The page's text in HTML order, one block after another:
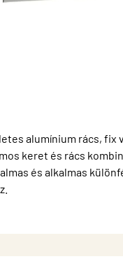
alumínium rács, fix
keret és rács
és alkalmas